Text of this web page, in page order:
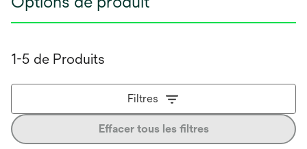
1-5 de Produits
Filtres
Effacer tous les filtres